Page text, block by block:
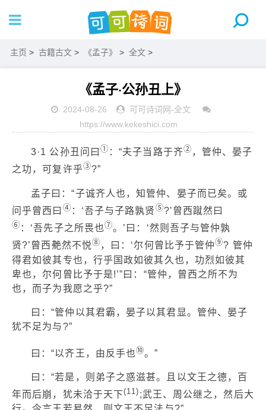
主页 > 古籍古文 > 《孟子》 > 全文 >
《孟子·公孙丑上》
2024-08-26 可可诗词网-全文
https://www.kekeshici.com
3·1 公孙丑问曰 ① ：“夫子当路于齐② ，管仲、晏子
之功，可复许乎③?”
孟子曰：“子诚齐人也，知管仲、晏子而已矣。或
问乎曾西曰 ④ ：‘吾子与子路孰贤 ⑤?’曾西蹴然曰
⑥ ：‘吾先子之所畏也⑦。’曰：‘然则吾子与管仲孰
贤?’曾西艴然不悦⑧ ，曰：‘尔何曾比予于管仲⑨? 管仲
得君如彼其专也，行乎国政如彼其久也，功烈如彼其
卑也，尔何曾比予于是!’”曰：“管仲，曾西之所不为
也，而子为我愿之乎?”
曰：“管仲以其君霸，晏子以其君显。管仲、晏子
犹不足为与?”
曰：“以齐王，由反手也⑩。”
曰：“若是，则弟子之惑滋甚。且以文王之德，百
年而后崩，犹未洽于天下(11) ;武王、周公继之，然后大